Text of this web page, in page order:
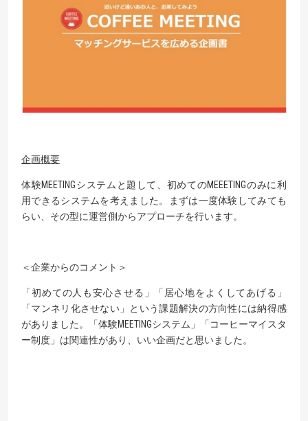
企画概要
体験MEETINGシステムと題して、初めてのMEEETINGのみに利
用できるシステムを考えました。まずは一度体験してみても
らい、その型に運営側からアプローチを行います。
＜企業からのコメント＞
「初めての人も安心させる」「居心地をよくしてあげる」
「マンネリ化させない」という課題解決の方向性には納得感
がありました。「体験MEETINGシステム」「コーヒーマイスタ
ー制度」は関連性があり、いい企画だと思いました。